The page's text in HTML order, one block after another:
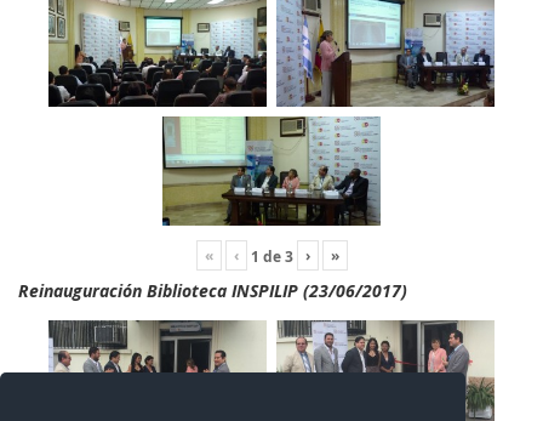
« ‹ 1 de3 › »
Reinauguración Biblioteca INSPILIP (23/06/2017)